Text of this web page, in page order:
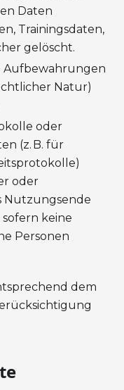
Daten
Trainingsdaten,
gelöscht.
Aufbewahrungen
Natur)
oder
(z. B. für
oder
Nutzungsende
keine
Personen
dem